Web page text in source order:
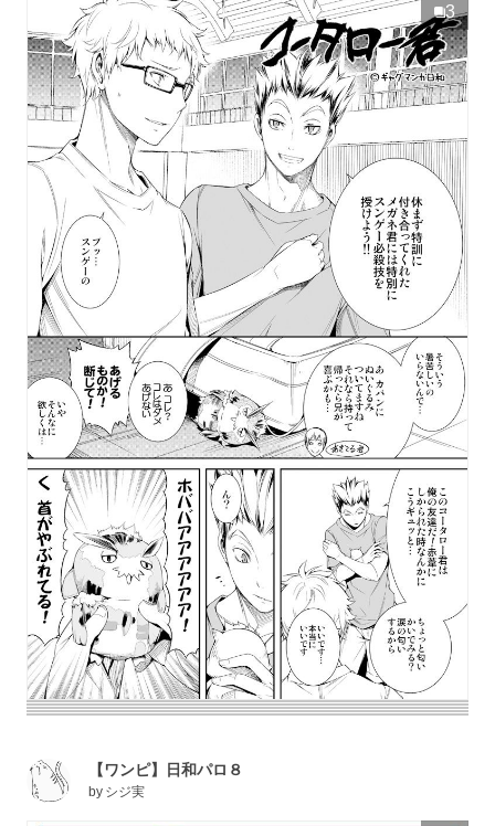
3
【ワンピ】日和パロ８
by シジ実